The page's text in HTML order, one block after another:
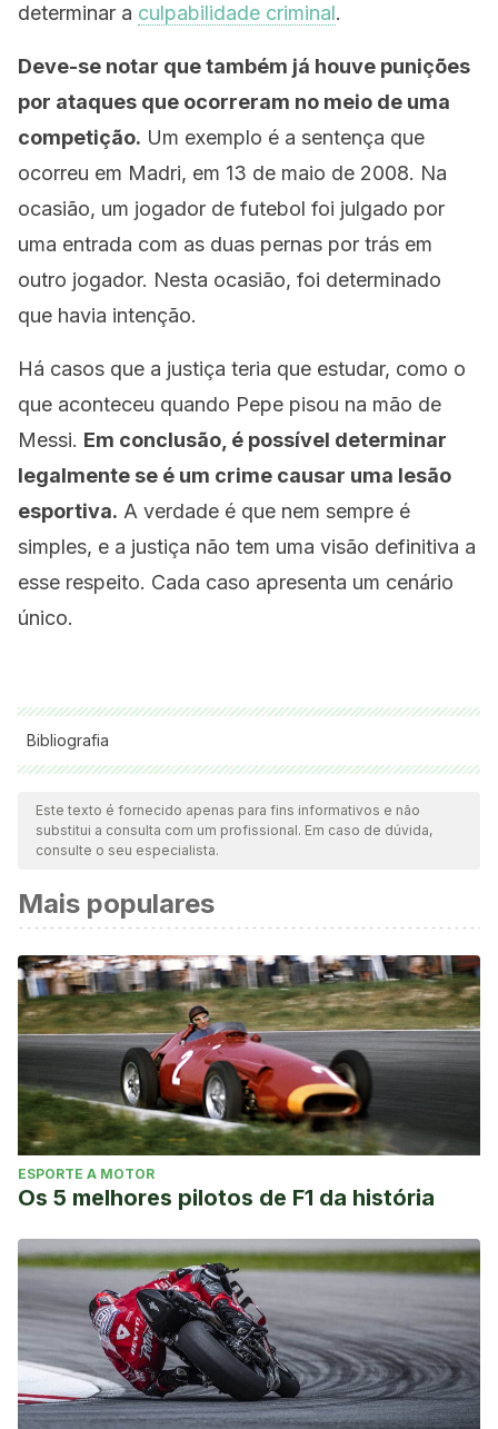
determinar a culpabilidade criminal.
Deve-se notar que também já houve punições
por ataques que ocorreram no meio de uma
competição. Um exemplo é a sentença que
ocorreu em Madri, em 13 de maio de 2008. Na
ocasião, um jogador de futebol foi julgado por
uma entrada com as duas pernas por trás em
outro jogador. Nesta ocasião, foi determinado
que havia intenção.
Há casos que a justiça teria que estudar, como o
que aconteceu quando Pepe pisou na mão de
Messi. Em conclusão, é possível determinar
legalmente se é um crime causar uma lesão
esportiva. A verdade é que nem sempre é
simples, e a justiça não tem uma visão definitiva a
esse respeito. Cada caso apresenta um cenário
único.
Bibliografia
Todas as fontes citadas foram minuciosamente revisadas por
nossa equipe para garantir sua qualidade, confiabilidade,
atualidade e validade. A bibliografia deste artigo foi
cientificamente.
Universidad Católica San Antonio de Murcia. Olmedilla
Zafra, Aurelio; Andreu Álvarez, Mª Dolores; Abenza Cano,
Lucía; Ortín Montero, Francisco J.; Blas Redondo, Amador.
Lesiones y factores deportivos en futbolistas jóvenes.
2006. Extraído de:
https://www.redalyc.org/pdf/1630/163017530002.pdf
Alberto González Díaz. Prevención y Rehabilitación de
lesiones en el fútbol. Extraído de:
http://www.peloteros.es/files/Descarga/Prevencion-y-
rehabilitacion-de-lesiones-en-
futbol/
Este texto é fornecido apenas para fins informativos e não
substitui a consulta com um profissional. Em caso de dúvida,
consulte o seu especialista.
Mais populares
ESPORTE A MOTOR
Os 5 melhores pilotos de F1 da história